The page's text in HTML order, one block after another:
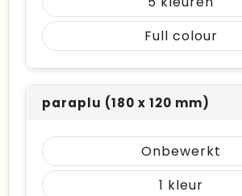
Full colour
paraplu (180 x 120 mm)
Onbewerkt
1